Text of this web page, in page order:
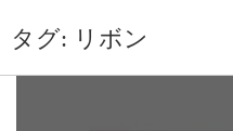
タグ: リボン